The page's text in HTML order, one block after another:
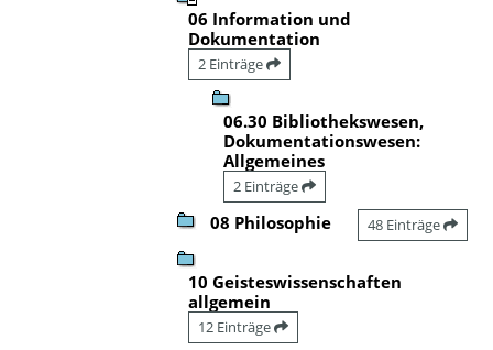
06 Information und
Dokumentation
2 Einträge
06.30 Bibliothekswesen,
Dokumentationswesen:
Allgemeines
2 Einträge
08 Philosophie 48 Einträge
10 Geisteswissenschaften
allgemein
12 Einträge